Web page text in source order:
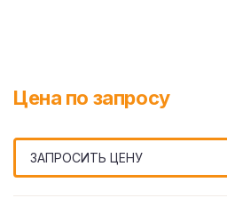
Цена по запросу
ЗАПРОСИТЬ ЦЕНУ